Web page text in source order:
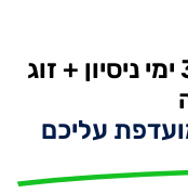
לפרטים נוספים וקבלת 30 ימי ניסיון + זוג
עליכם